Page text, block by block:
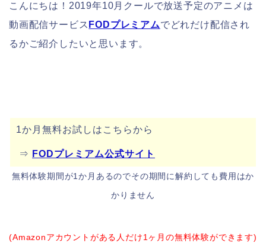
こんにちは！2019年10月クールで放送予定のアニメは
動画配信サービス FODプレミアムでどれだけ配信され
るかご紹介したいと思います。
1か月無料お試しはこちらから
⇒ FODプレミアム公式サイト
無料体験期間が1か月あるのでその期間に解約しても費用はか
かりません
(Amazonアカウントがある人だけ1ヶ月の無料体験ができます)